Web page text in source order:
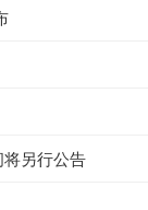
另行公告